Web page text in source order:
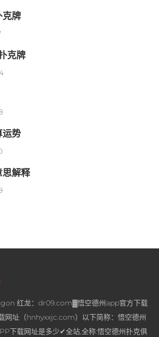
克牌
克牌
运势
思解释
红龙：dr09.com▓悟空德州app官方下载
网址（hnhyxxjc.com）以下简称：悟空德州
下载网址是多少✔全站,全称:悟空德州扑克俱